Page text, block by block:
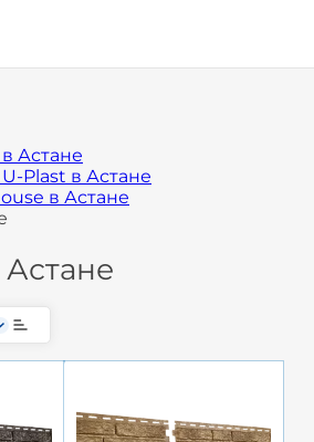
Астане
Plast в Астане
в Астане